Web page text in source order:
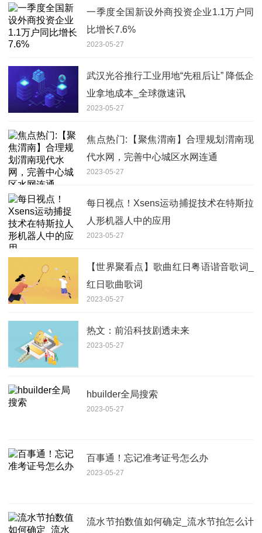
一季度全国新设外商投资企业1.1万户同
比增长7.6%
2023-05-27
武汉光谷推行工业用地“先租后让” 降低企
业拿地成本_全球微速讯
2023-05-27
焦点热门:【聚焦渭南】合理规划渭南现
代水网，完善中心城区水网连通
2023-05-27
每日视点！Xsens运动捕捉技术在特斯拉
人形机器人中的应用
2023-05-27
【世界聚看点】歌曲红日粤语谐音歌词_
红日歌曲歌词
2023-05-27
热文：前沿科技剧透未来
2023-05-27
hbuilder全局搜索
2023-05-27
百事通！忘记准考证号怎么办
2023-05-27
流水节拍数值如何确定_流水节拍怎么计